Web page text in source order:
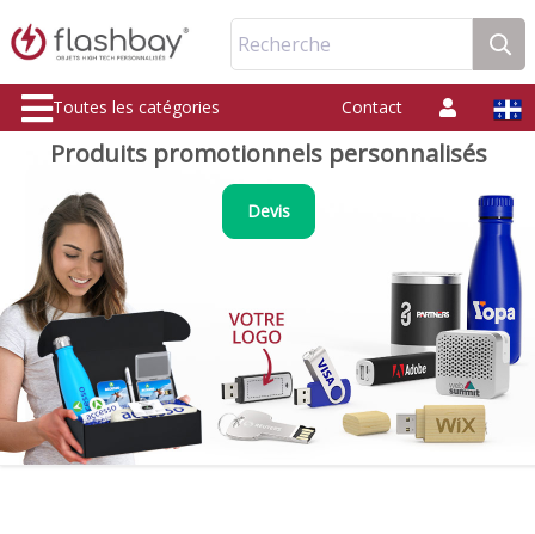
Recherche
Toutes les catégories Contact
Produits promotionnels personnalisés
Devis